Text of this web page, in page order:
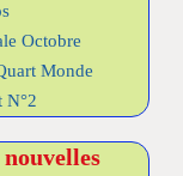
Octobre
Monde
N°2